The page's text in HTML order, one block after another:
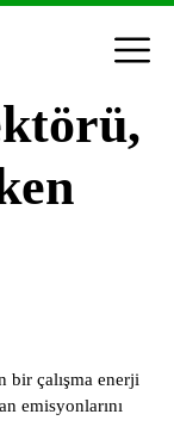
bir çalışma enerji
emisyonlarını